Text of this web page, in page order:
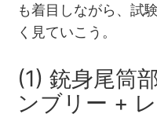
も着目しながら、試
く見ていこう。
(1) 銃身尾筒
ンブリー + レ